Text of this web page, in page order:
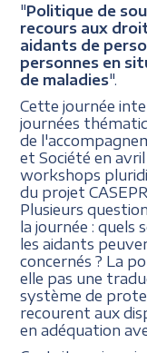
"Politique de
recours aux
aidants de
personnes en
de maladies".
Cette journée
journées
de
et Société en
workshops
du projet
Plusieurs
la journée :
les aidants
concernés ? La
elle pas une
système de
recourent aux
en adéquation